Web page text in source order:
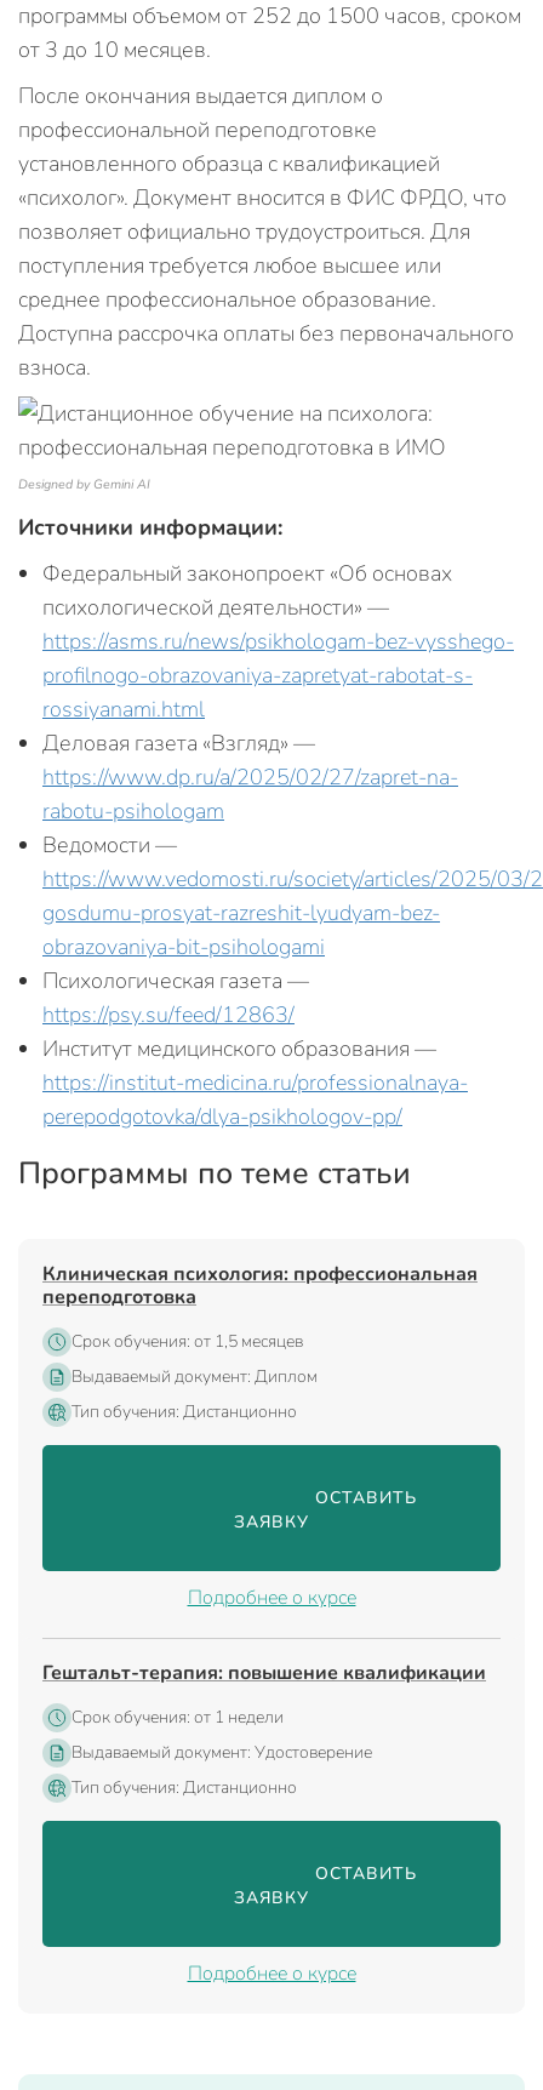
программы объемом от 252 до 1500 часов, сроком
от 3 до 10 месяцев.
После окончания выдается диплом о
профессиональной переподготовке
установленного образца с квалификацией
«психолог». Документ вносится в ФИС ФРДО, что
позволяет официально трудоустроиться. Для
поступления требуется любое высшее или
среднее профессиональное образование.
Доступна рассрочка оплаты без первоначального
взноса.
Designed by Gemini AI
Источники информации:
Федеральный законопроект «Об основах
психологической деятельности» —
https://asms.ru/news/psikhologam-bez-vysshego-
profilnogo-obrazovaniya-zapretyat-rabotat-s-
rossiyanami.html
Деловая газета «Взгляд» —
https://www.dp.ru/a/2025/02/27/zapret-na-
rabotu-psihologam
Ведомости —
https://www.vedomosti.ru/society/articles/2025/
gosdumu-prosyat-razreshit-lyudyam-bez-
obrazovaniya-bit-psihologami
Психологическая газета —
https://psy.su/feed/12863/
Институт медицинского образования —
https://institut-medicina.ru/professionalnaya-
perepodgotovka/dlya-psikhologov-pp/
Программы по теме статьи
Клиническая психология: профессиональная
переподготовка
Срок обучения: от 1,5 месяцев
Выдаваемый документ: Диплом
Тип обучения: Дистанционно
                                ОСТАВИТЬ
ЗАЯВКУ
Подробнее о курсе
Гештальт-терапия: повышение квалификации
Срок обучения: от 1 недели
Выдаваемый документ: Удостоверение
Тип обучения: Дистанционно
                                ОСТАВИТЬ
ЗАЯВКУ
Подробнее о курсе